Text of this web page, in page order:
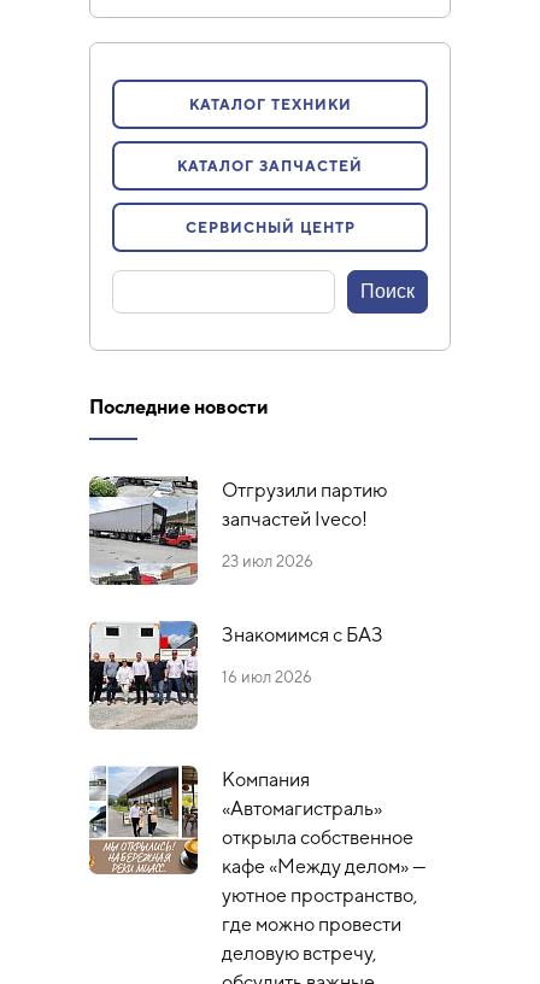
КАТАЛОГ ТЕХНИКИ
КАТАЛОГ ЗАПЧАСТЕЙ
СЕРВИСНЫЙ ЦЕНТР
Последние новости
Отгрузили партию
запчастей Iveco!
23 июл 2026
Знакомимся с БАЗ
16 июл 2026
Компания
«Автомагистраль»
открыла собственное
кафе «Между делом» —
уютное пространство,
где можно провести
деловую встречу,